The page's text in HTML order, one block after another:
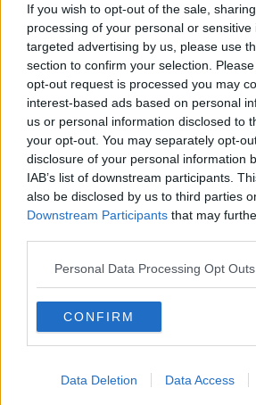
If you wish to opt-out of the sale,
processing of your personal or
targeted advertising by us, please use
section to confirm your selection.
opt-out request is processed you may
interest-based ads based on personal
us or personal information disclosed to
your opt-out. You may separately opt-
disclosure of your personal information
IAB’s list of downstream participants.
also be disclosed by us to third parties
Downstream Participants that may
Personal Data Processing Opt Outs
CONFIRM
Data Deletion Data Access
PTSD e suicidi svelano l’intento
dell’ignoranza
Il Wenzi e la decadenza verso la guerra
​Il tecno-fascismo e i suoi nemici delusi
​I comici e il vittimismo paranoideo al
​La virtù secondo Confucio e Xi
Le Pax imperiali e Tianxia (prima parte)
Un mondo condiviso a misura di
​Un chiarimento, Chris Hedges e
Il velleitarismo di Trump, dell’UE e di
​Karen Horney e il ponte sullo Stretto
​I bulli vanno isolati
L’invertebrata von der Leyen e il Lula-
Trump soffre, la Corte dell'Aia è viva
​Il Nobel per la pace a Trump o
problema!
​Hilsenrath e le 9 omotipie tra Nazismo,
Americanismo" (4^ parte)
​Il terrore di Netanyahu e la strategia
​Finale di partita?